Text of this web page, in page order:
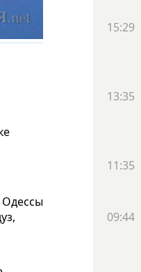
15:29
13:35
11:35
09:44